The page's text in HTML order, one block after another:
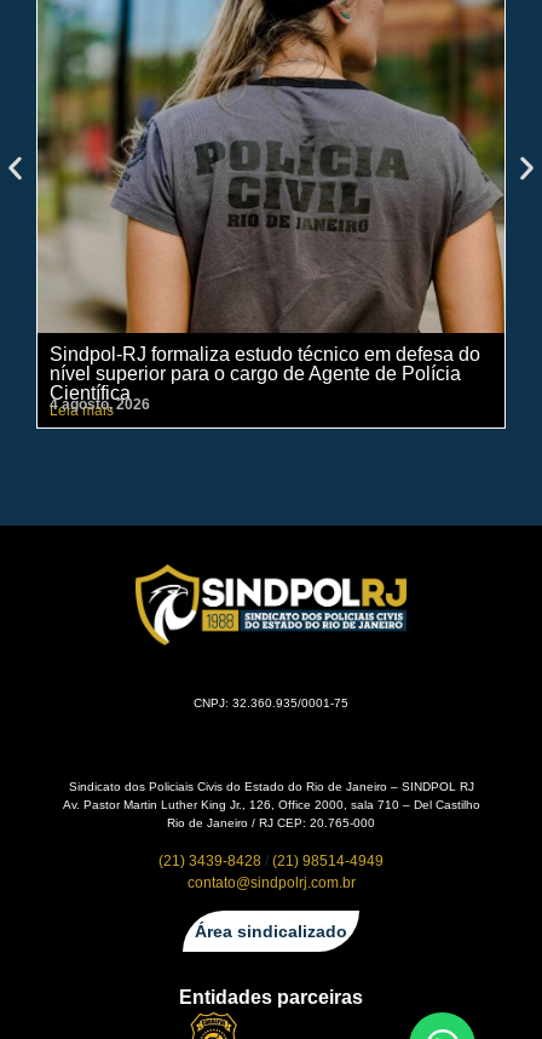
Sindpol-RJ formaliza estudo técnico em defesa do
nível superior para o cargo de Agente de Polícia
Científica
Leia mais
4 agosto, 2026
CNPJ: 32.360.935/0001-75
Sindicato dos Policiais Civis do Estado do Rio de Janeiro – SINDPOL RJ
Av. Pastor Martin Luther King Jr., 126, Office 2000, sala 710 – Del Castilho
Rio de Janeiro / RJ CEP: 20.765-000
(21) 3439-8428 / (21) 98514-4949
contato@sindpolrj.com.br
Área sindicalizado
Entidades parceiras